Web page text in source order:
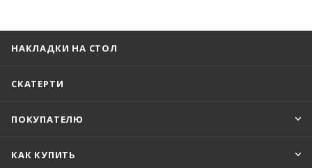
НАКЛАДКИ НА СТОЛ
СКАТЕРТИ
ПОКУПАТЕЛЮ
КАК КУПИТЬ